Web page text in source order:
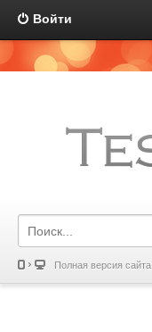
Войти
Полная версия сайта